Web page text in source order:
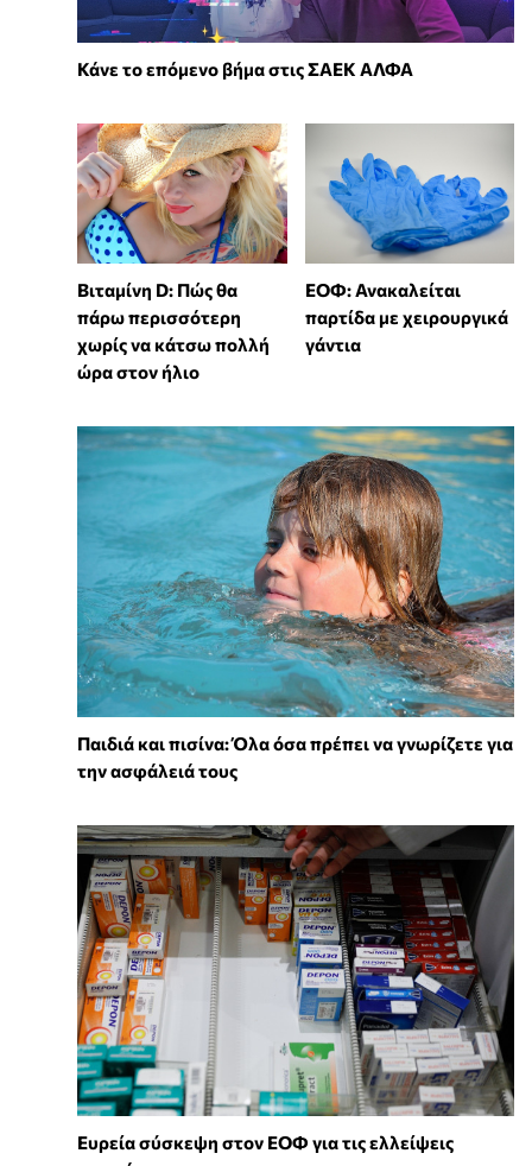
Κάνε το επόμενο βήμα στις ΣΑΕΚ ΑΛΦΑ
Βιταμίνη D: Πώς θα
πάρω περισσότερη
χωρίς να κάτσω πολλή
ώρα στον ήλιο
ΕΟΦ: Ανακαλείται
παρτίδα με χειρουργικά
γάντια
Παιδιά και πισίνα: Όλα όσα πρέπει να γνωρίζετε για
την ασφάλειά τους
Ευρεία σύσκεψη στον ΕΟΦ για τις ελλείψεις